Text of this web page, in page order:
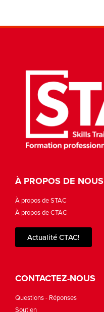
À PROPOS DE NOUS
À propos de STAC
À propos de CTAC
Actualité CTAC!
CONTACTEZ-NOUS
Questions - Réponses
Soutien